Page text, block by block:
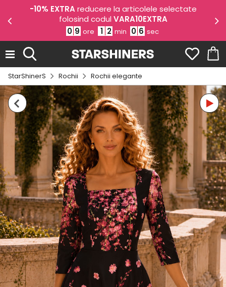
-10% EXTRAreducere la articolele selectate
folosind codul VARA10EXTRA
0 9 ore 1 2 min 0 6 sec
StarShinerS Rochii Rochii elegante